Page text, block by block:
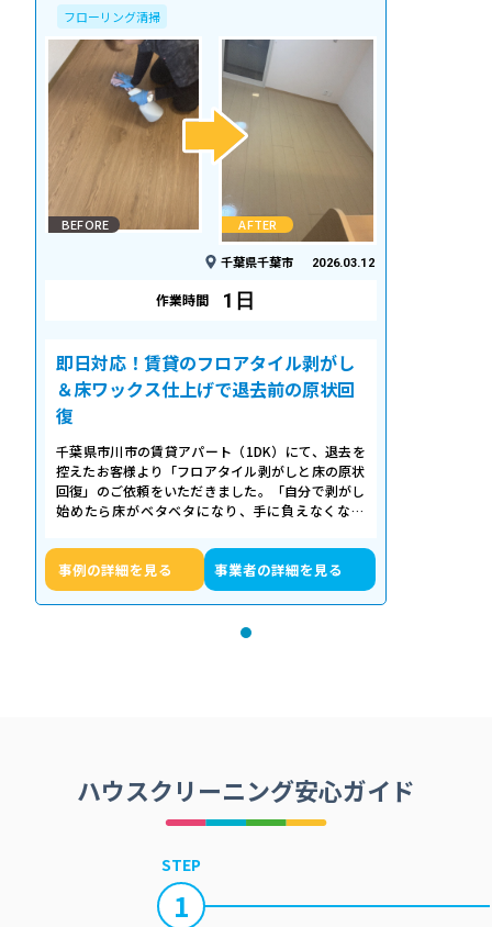
フローリング清掃
BEFORE AFTER
千葉県千葉市 2026.03.12
作業時間 1日
即日対応！賃貸のフロアタイル剥がし
＆床ワックス仕上げで退去前の原状回
復
千葉県市川市の賃貸アパート（1DK）にて、退去を
控えたお客様より「フロアタイル剥がしと床の原状
回復」のご依頼をいただきました。「自分で剥がし
始めたら床がベタベタになり、手に負えなくなっ
事例の詳細を見る 事業者の詳細を見る
ハウスクリーニング安心ガイド
STEP
1